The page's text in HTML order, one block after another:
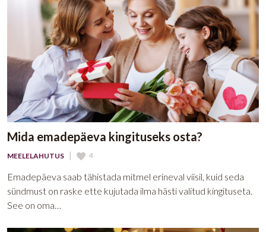
Mida emadepäeva kingituseks osta?
MEELELAHUTUS | 4
Emadepäeva saab tähistada mitmel erineval viisil, kuid seda
sündmust on raske ette kujutada ilma hästi valitud kingituseta.
See on oma…